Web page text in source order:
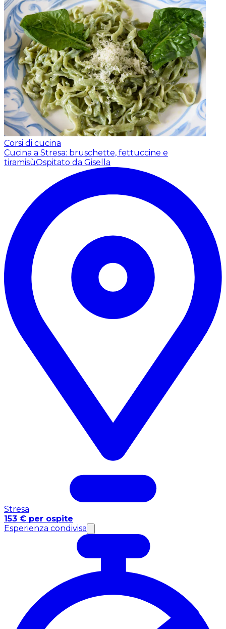
Corsi di cucina
Cucina a Stresa: bruschette, fettuccine e
tiramisùOspitato da Gisella
Stresa
153 € per ospite
Esperienza condivisa